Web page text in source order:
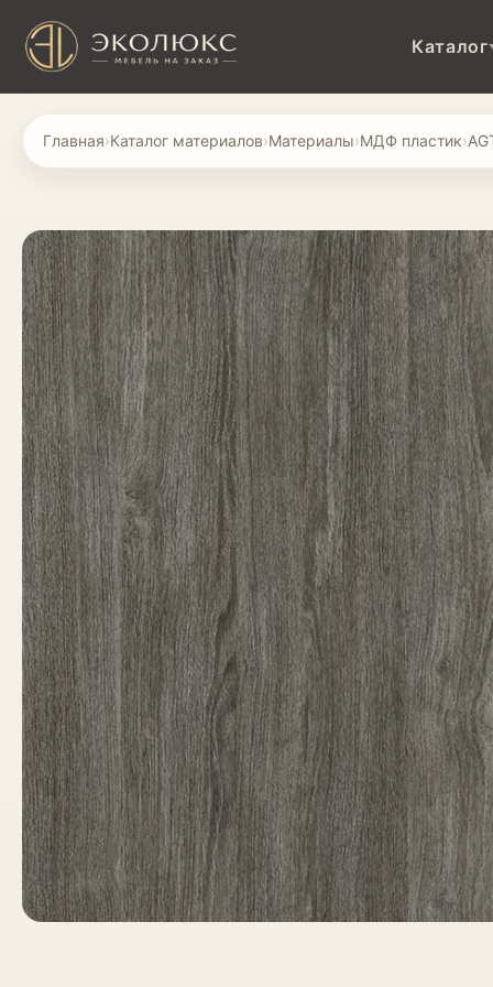
Каталог
Главная›Каталог материалов›Материалы›МДФ пластик›